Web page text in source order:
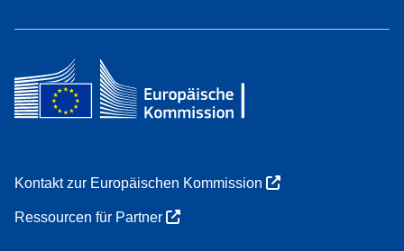
Kontakt zur Europäischen Kommission
Ressourcen für Partner